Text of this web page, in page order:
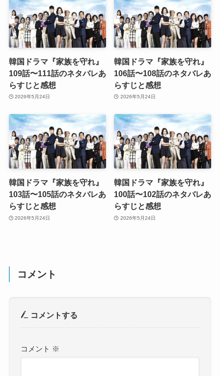
韓国ドラマ『家族を守れ』
109話〜111話のネタバレあ
らすじと感想
2026年5月24日
韓国ドラマ『家族を守れ』
106話〜108話のネタバレあ
らすじと感想
2026年5月24日
韓国ドラマ『家族を守れ』
103話〜105話のネタバレあ
らすじと感想
2026年5月24日
韓国ドラマ『家族を守れ』
100話〜102話のネタバレあ
らすじと感想
2026年5月24日
コメント
コメントする
コメント ※